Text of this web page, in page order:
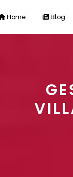
Home Blog